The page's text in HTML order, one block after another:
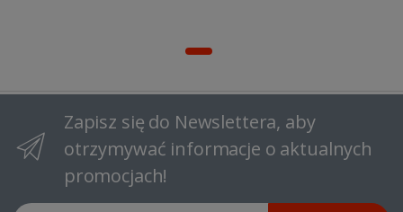
Zapisz się do Newslettera, aby
otrzymywać informacje o aktualnych
promocjach!